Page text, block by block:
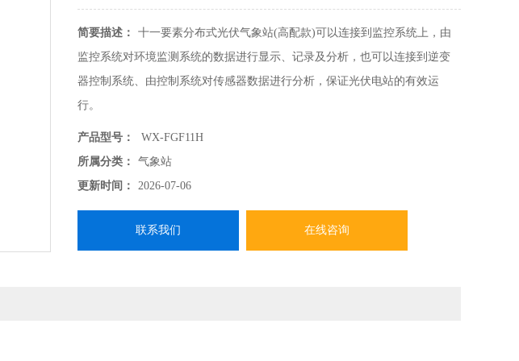
简要描述：
十一要素分布式光伏气象站(高配款)可以连接到监控系统上，由
监控系统对环境监测系统的数据进行显示、记录及分析，也可以连接到逆变
器控制系统、由控制系统对传感器数据进行分析，保证光伏电站的有效运
行。
产品型号：
WX-FGF11H
所属分类：
气象站
更新时间：
2026-07-06
联系我们 在线咨询